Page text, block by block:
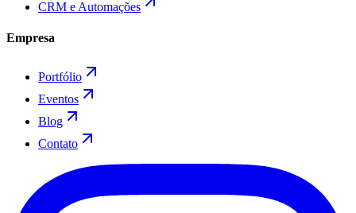
CRM e Automações
Empresa
Portfólio
Eventos
Blog
Contato